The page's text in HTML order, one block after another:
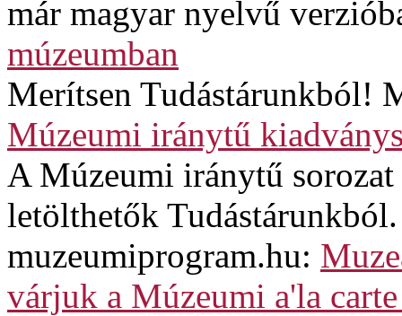
már magyar nyelvű
múzeumban
Merítsen Tudástárunkból!
Múzeumi iránytű
A Múzeumi iránytű
letölthetők Tudástárunkból.
muzeumiprogram.hu:
várjuk a Múzeumi a'la